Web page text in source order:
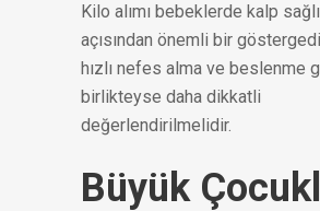
Kilo alımı bebeklerde kalp
açısından önemli bir
hızlı nefes alma ve beslenme
birlikteyse daha dikkatli
değerlendirilmelidir.
Büyük